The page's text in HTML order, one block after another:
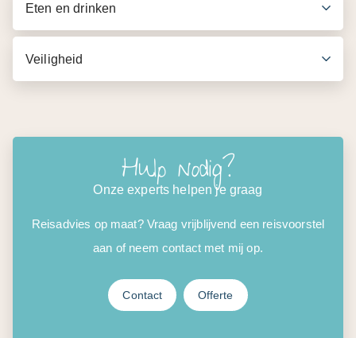
Eten en drinken
Veiligheid
Hulp nodig?
Onze experts helpen je graag
Reisadvies op maat? Vraag vrijblijvend een reisvoorstel
aan of neem contact met mij op.
Contact Offerte